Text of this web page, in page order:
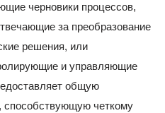
черновики процессов,
за преобразование
решения, или
и управляющие
общую
способствующую четкому